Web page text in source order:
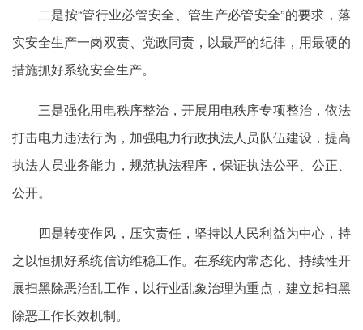
二是按“管行业必管安全、管生产必管安全”的要求，落
实安全生产一岗双责、党政同责，以最严的纪律，用最硬的
措施抓好系统安全生产。
三是强化用电秩序整治，开展用电秩序专项整治，依法
打击电力违法行为，加强电力行政执法人员队伍建设，提高
执法人员业务能力，规范执法程序，保证执法公平、公正、
公开。
四是转变作风，压实责任，坚持以人民利益为中心，持
之以恒抓好系统信访维稳工作。在系统内常态化、持续性开
展扫黑除恶治乱工作，以行业乱象治理为重点，建立起扫黑
除恶工作长效机制。